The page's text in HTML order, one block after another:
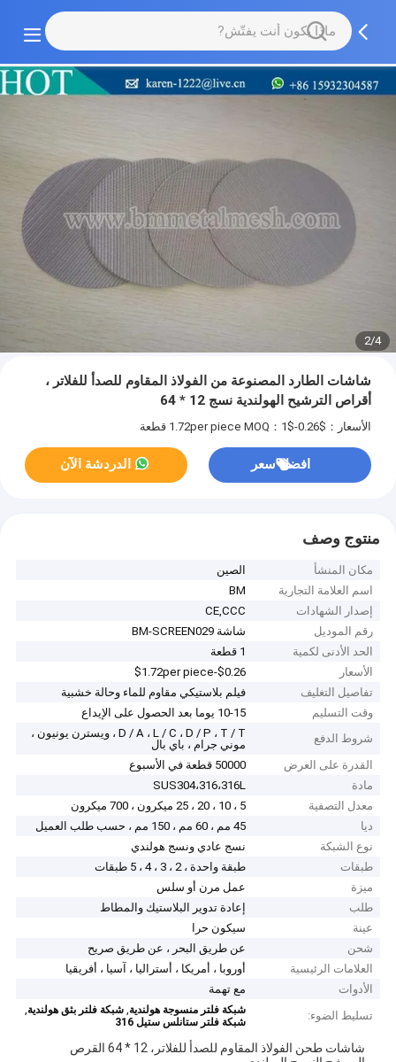
2/4
شاشات الطارد المصنوعة من الفولاذ المقاوم للصدأ للفلاتر ،
أقراص الترشيح الهولندية نسج 12 * 64
الأسعار：$0.26-$1.72per piece MOQ：1 قطعة
افضل سعر الدردشة الآن
منتوج وصف
مكان المنشأ
الصين
اسم العلامة التجارية
BM
إصدار الشهادات
CE,CCC
رقم الموديل
شاشة BM-SCREEN029
الحد الأدنى لكمية
1 قطعة
الأسعار
$0.26-$1.72per piece
تفاصيل التغليف
فيلم بلاستيكي مقاوم للماء وحالة خشبية
وقت التسليم
10-15 يوما بعد الحصول على الإيداع
شروط الدفع
D / A ، L / C ، D / P ، T / T ، ويسترن يونيون ،
موني جرام ، باي بال
القدرة على العرض
50000 قطعة في الأسبوع
مادة
SUS304،316،316L
معدل التصفية
5 ، 10 ، 20 ، 25 ميكرون ، 700 ميكرون
ديا
45 مم ، 60 مم ، 150 مم ، حسب طلب العميل
نوع الشبكة
نسج عادي ونسج هولندي
طبقات
طبقة واحدة ، 2 ، 3 ، 4 ، 5 طبقات
ميزة
عمل مرن أو سلس
طلب
إعادة تدوير البلاستيك والمطاط
عينة
سيكون حرا
شحن
عن طريق البحر ، عن طريق صريح
العلامات الرئيسية
أوروبا ، أمريكا ، أستراليا ، آسيا ، أفريقيا
الأدوات
مع تهمة
تسليط الضوء:
شبكة فلتر منسوجة هولندية,شبكة فلتر بثق هولندية,
شبكة فلتر ستانلس ستيل 316
شاشات طحن الفولاذ المقاوم للصدأ للفلاتر، 12 * 64 القرص